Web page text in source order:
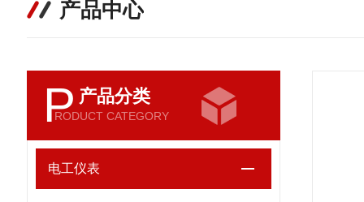
产品中心
P 产品分类
RODUCT CATEGORY
电工仪表